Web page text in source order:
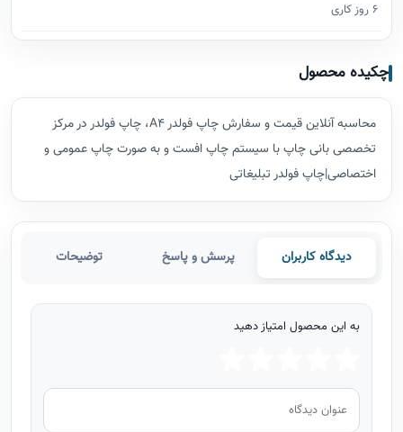
6 روز کاری
چکیده محصول
محاسبه آنلاین قیمت و سفارش چاپ فولدر A4، چاپ فولدر در مرکز
تخصصی بانی چاپ با سیستم چاپ افست و به صورت چاپ عمومی و
اختصاصی|چاپ فولدر تبلیغاتی
دیدگاه کاربران پرسش و پاسخ توضیحات
به این محصول امتیاز دهید